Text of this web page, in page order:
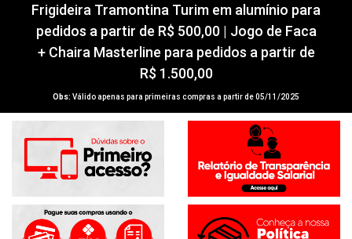
Frigideira Tramontina Turim em alumínio para
pedidos a partir de R$ 500,00 | Jogo de Faca
+ Chaira Masterline para pedidos a partir de
R$ 1.500,00
Obs: Válido apenas para primeiras compras a partir de 05/11/2025